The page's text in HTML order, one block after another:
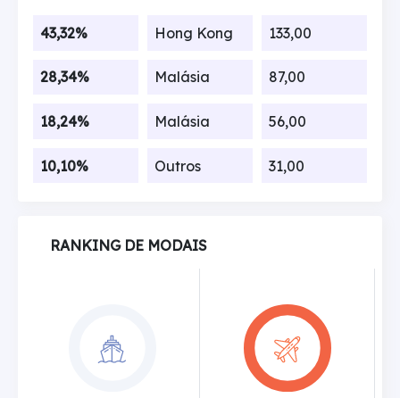
43,32% Hong Kong 133,00
28,34% Malásia 87,00
18,24% Malásia 56,00
10,10% Outros 31,00
RANKING DE MODAIS